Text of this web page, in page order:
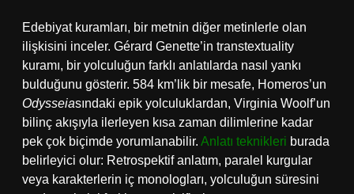
Edebiyat kuramları, bir metnin diğer metinlerle olan
ilişkisini inceler. Gérard Genette’in transtextuality
kuramı, bir yolculuğun farklı anlatılarda nasıl yankı
bulduğunu gösterir. 584 km’lik bir mesafe, Homeros’un
Odysseiasındaki epik yolculuklardan, Virginia Woolf’un
bilinç akışıyla ilerleyen kısa zaman dilimlerine kadar
pek çok biçimde yorumlanabilir. Anlatı teknikleri burada
belirleyici olur: Retrospektif anlatım, paralel kurgular
veya karakterlerin iç monologları, yolculuğun süresini